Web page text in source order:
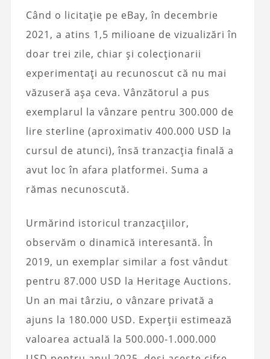
Când o licitație pe eBay, în decembrie
2021, a atins 1,5 milioane de vizualizări în
doar trei zile, chiar și colecționarii
experimentați au recunoscut că nu mai
văzuseră așa ceva. Vânzătorul a pus
exemplarul la vânzare pentru 300.000 de
lire sterline (aproximativ 400.000 USD la
cursul de atunci), însă tranzacția finală a
avut loc în afara platformei. Suma a
rămas necunoscută.
Urmărind istoricul tranzacțiilor,
observăm o dinamică interesantă. În
2019, un exemplar similar a fost vândut
pentru 87.000 USD la Heritage Auctions.
Un an mai târziu, o vânzare privată a
ajuns la 180.000 USD. Experții estimează
valoarea actuală la 500.000-1.000.000